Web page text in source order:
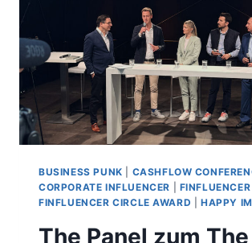
BUSINESS PUNK CASHFLOW
CORPORATE INFLUENCER
FINFLUENCER CIRCLE AWARD |HAPPY
The Panel zum The